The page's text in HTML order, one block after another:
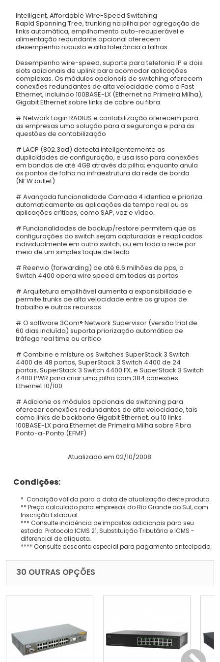
Intelligent, Affordable Wire-Speed Switching
Rapid Spanning Tree, trunking na pilha por agregação de
links automática, empilhamento auto-recuperável e
alimentação redundante opcional oferecem
desempenho robusto e alta tolerância a falhas.
Desempenho wire-speed, suporte para telefonia IP e dois
slots adicionais de uplink para acomodar aplicações
complexas. Os módulos opcionais de switching oferecem
conexões redundantes de alta velocidade como a Fast
Ethernet, incluindo 100BASE-LX (Ethernet na Primeira Milha),
Gigabit Ethernet sobre links de cobre ou fibra.
# Network Login RADIUS e contabilização oferecem para
as empresas uma solução para a segurança e para as
questões de contabilização
# LACP (802.3ad) detecta inteligentemente as
duplicidades de configuração, e usa isso para conexões
em bandas de até 4GB através da pilha; enquanto anula
os pontos de falha na infraestrutura da rede de borda
(NEW bullet)
# Avançada funcionalidade Camada 4 idenfica e prioriza
automaticamente as aplicações de tempo real ou as
aplicações críticas, como SAP, voz e vídeo.
# Funcionalidades de backup/restore permitem que as
configurações do switch sejam capturadas e reaplicadas
individualmente em outro switch, ou em toda a rede por
meio de um simples toque de tecla
# Reenvio (forwarding) de até 6.6 milhões de pps, o
Switch 4400 opera wire speed em todas as portas
# Arquitetura empilhável aumenta a expansibilidade e
permite trunks de alta velocidade entre os grupos de
trabalho e outros recursos
# O software 3Com® Network Supervisor (versão trial de
60 dias incluída) suporta priorização automática de
tráfego real time ou crítico
# Combine e misture os Switches SuperStack 3 Switch
4400 de 48 portas, SuperStack 3 Switch 4400 de 24
portas, SuperStack 3 Switch 4400 FX, e SuperStack 3 Switch
4400 PWR para criar uma pilha com 384 conexões
Ethernet 10/100
# Adicione os módulos opcionais de switching para
oferecer conexões redundantes de alta velocidade, tais
como links de backbone Gigabit Ethernet, ou 10 links
100BASE-LX para Ethernet de Primeira Milha sobre Fibra
Ponto-a-Ponto (EFMF)
Atualizado em 02/10/2008.
Condições:
* Condição válida para a data de atualização deste produto.
** Preço calculado para empresas do Rio Grande do Sul, com
Inscrição Estadual.
*** Consulte incidência de impostos adicionais para seu
estado: Protocolo ICMS 21, Substituição Tributária e ICMS -
diferencial de alíquota.
**** Consulte desconto especial para pagamento antecipado.
30 OUTRAS OPÇÕES